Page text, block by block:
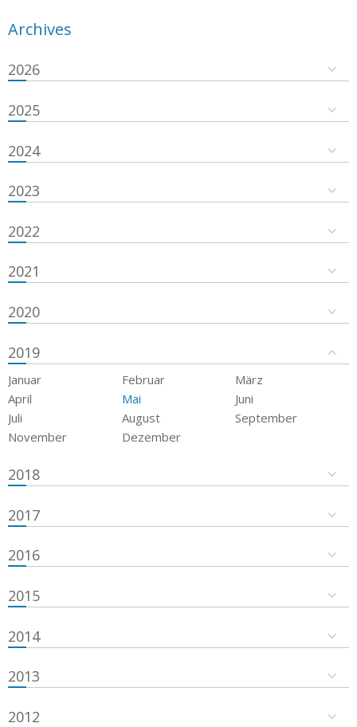
Archives
2026
2025
2024
2023
2022
2021
2020
2019
Januar Februar
März
April
Mai
Juni
Juli
August
September
November
Dezember
2018
2017
2016
2015
2014
2013
2012